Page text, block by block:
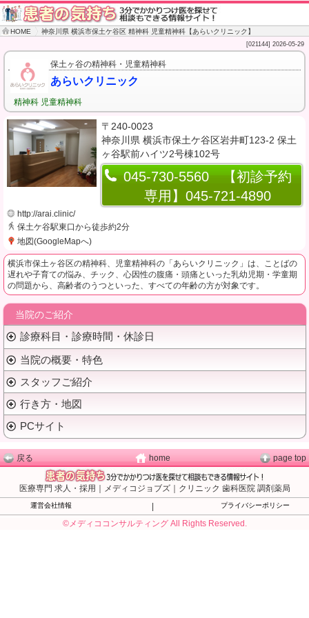
HOME 神奈川県 横浜市保土ケ谷区 精神科 児童精神科【あらいクリニック】
[021144] 2026-05-29
保土ヶ谷の精神科・児童精神科
あらいクリニック
精神科 児童精神科
〒240-0023
神奈川県 横浜市保土ケ谷区岩井町123-2 保土
ヶ谷駅前ハイツ2号棟102号
045-730-5560 【初診予約
専用】045-721-4890
http://arai.clinic/
保土ケ谷駅東口から徒歩約2分
地図(GoogleMapへ)
横浜市保土ヶ谷区の精神科、児童精神科の「あらいクリニック」は、ことばの
遅れや子育ての悩み、チック、心因性の腹痛・頭痛といった乳幼児期・学童期
の問題から、高齢者のうつといった、すべての年齢の方が対象です。
当院のご紹介
診療科目・診療時間・休診日
当院の概要・特色
スタッフご紹介
行き方・地図
PCサイト
戻る home page top
医療専門 求人・採用｜メディコジョブズ｜クリニック 歯科医院 調剤薬局
運営会社情報 プライバシーポリシー
©メディココンサルティング All Rights Reserved.